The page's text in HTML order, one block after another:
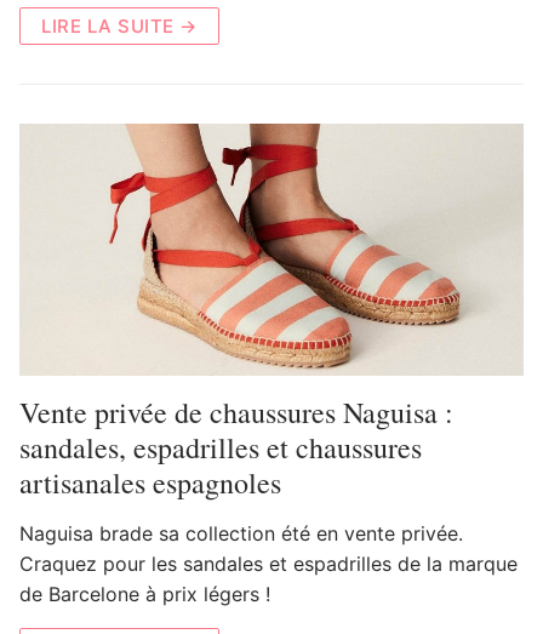
LIRE LA SUITE →
Vente privée de chaussures Naguisa :
sandales, espadrilles et chaussures
artisanales espagnoles
Naguisa brade sa collection été en vente privée.
Craquez pour les sandales et espadrilles de la marque
de Barcelone à prix légers !